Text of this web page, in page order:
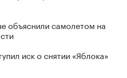
объяснили самолетом на
иск о снятии «Яблока»